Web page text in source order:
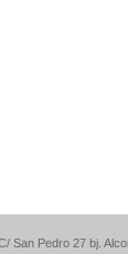
San Pedro 27 bj.